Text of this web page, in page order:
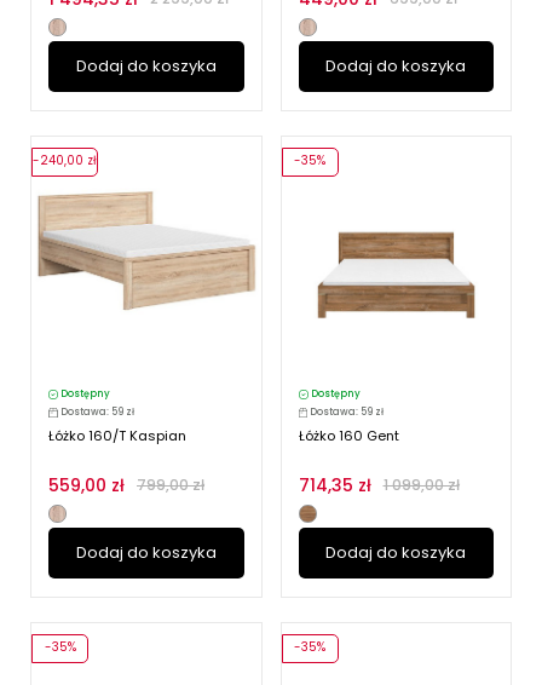
Dodaj do koszyka Dodaj do koszyka
Dostępny
Dostawa: 59 zł
Łóżko 160/T Kaspian
559,00 zł 799,00 zł
Dodaj do koszyka
-240,00 zł
Dostępny
Dostawa: 59 zł
Łóżko 160 Gent
714,35 zł 1 099,00 zł
Dodaj do koszyka
-35%
-35% -35%